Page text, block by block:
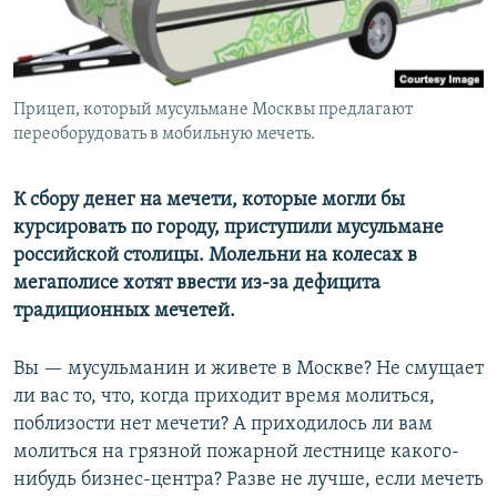
Прицеп, который мусульмане Москвы предлагают
переоборудовать в мобильную мечеть.
К сбору денег на мечети, которые могли бы
курсировать по городу, приступили мусульмане
российской столицы. Молельни на колесах в
мегаполисе хотят ввести из-за дефицита
традиционных мечетей.
Вы — мусульманин и живете в Москве? Не смущает
ли вас то, что, когда приходит время молиться,
поблизости нет мечети? А приходилось ли вам
молиться на грязной пожарной лестнице какого-
нибудь бизнес-центра? Разве не лучше, если мечеть